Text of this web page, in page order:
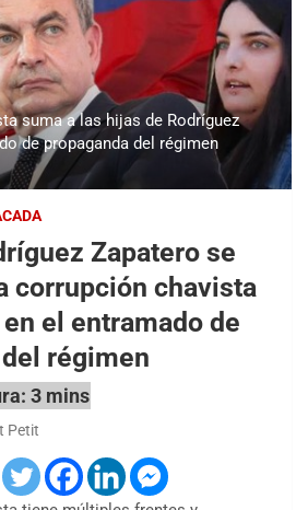
suma a las hijas de Rodríguez
de propaganda del régimen
Zapatero se
corrupción chavista
el entramado de
régimen
Petit